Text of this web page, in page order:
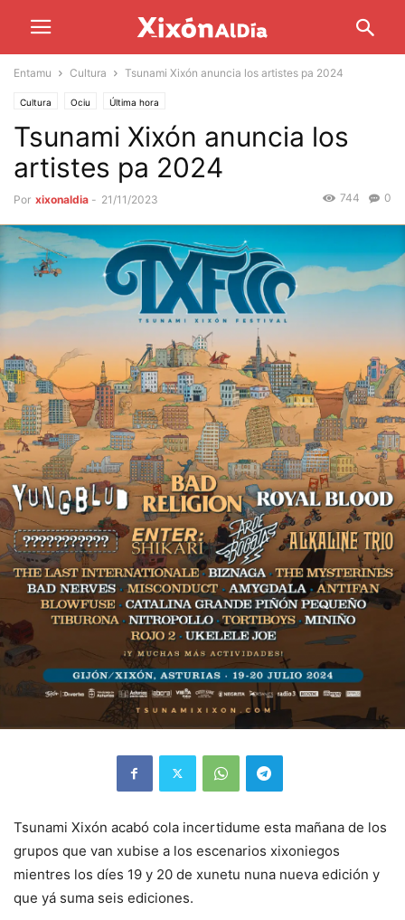
Entamu Cultura Tsunami Xixón anuncia los artistes pa 2024
Cultura Ociu Última hora
Tsunami Xixón anuncia los
artistes pa 2024
Por xixonaldia - 21/11/2023 0
744
Tsunami Xixón acabó cola incertidume esta mañana de los
grupos que van xubise a los escenarios xixoniegos
mientres los díes 19 y 20 de xunetu nuna nueva edición y
que yá suma seis ediciones.